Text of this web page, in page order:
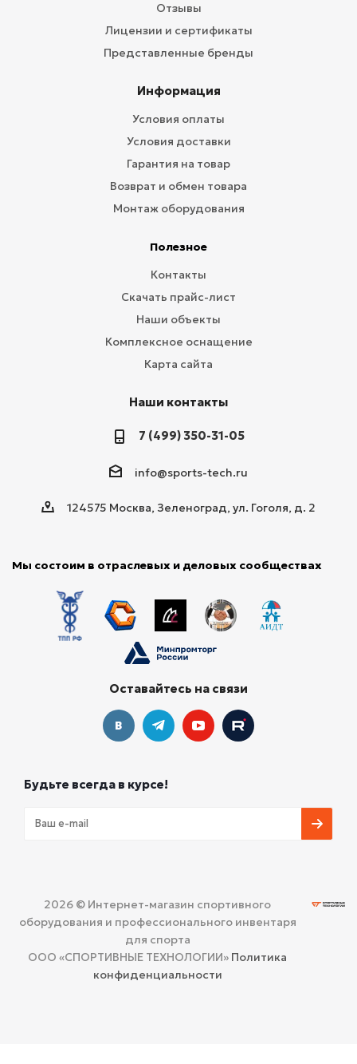
Отзывы
Лицензии и сертификаты
Представленные бренды
Информация
Условия оплаты
Условия доставки
Гарантия на товар
Возврат и обмен товара
Монтаж оборудования
Полезное
Контакты
Скачать прайс-лист
Наши объекты
Комплексное оснащение
Карта сайта
Наши контакты
7 (499) 350-31-05
info@sports-tech.ru
124575 Москва, Зеленоград, ул. Гоголя, д. 2
Мы состоим в отраслевых и деловых сообществах
Оставайтесь на связи
Будьте всегда в курсе!
2026 © Интернет-магазин спортивного
оборудования и профессионального инвентаря
для спорта
ООО «СПОРТИВНЫЕ ТЕХНОЛОГИИ» Политика
конфиденциальности